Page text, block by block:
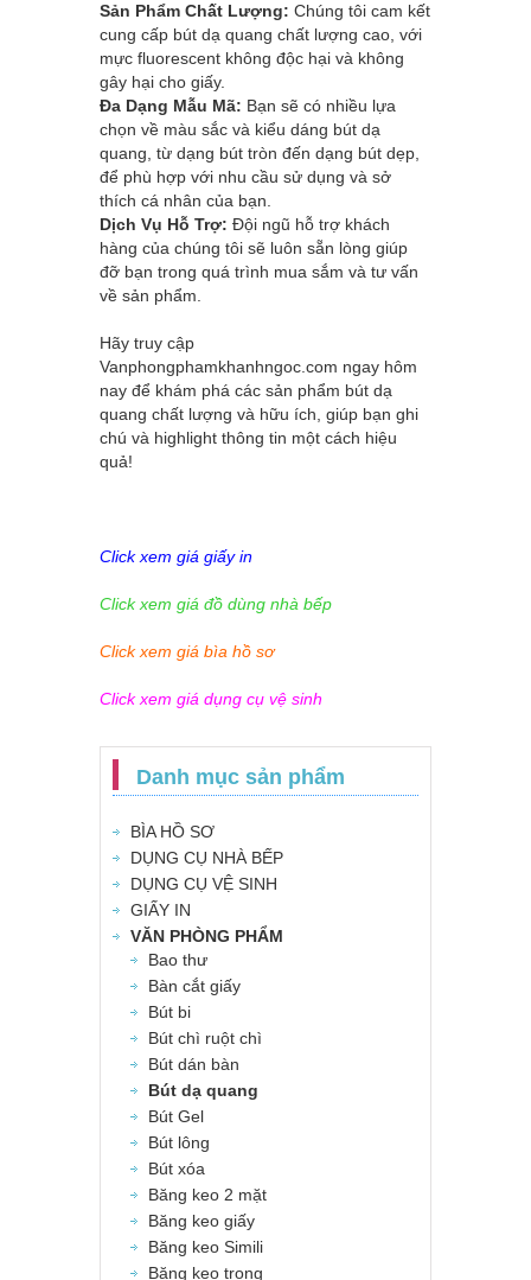
Sản Phẩm Chất Lượng: Chúng tôi cam kết
cung cấp bút dạ quang chất lượng cao, với
mực fluorescent không độc hại và không
gây hại cho giấy.
Đa Dạng Mẫu Mã: Bạn sẽ có nhiều lựa
chọn về màu sắc và kiểu dáng bút dạ
quang, từ dạng bút tròn đến dạng bút dẹp,
để phù hợp với nhu cầu sử dụng và sở
thích cá nhân của bạn.
Dịch Vụ Hỗ Trợ: Đội ngũ hỗ trợ khách
hàng của chúng tôi sẽ luôn sẵn lòng giúp
đỡ bạn trong quá trình mua sắm và tư vấn
về sản phẩm.
Hãy truy cập
Vanphongphamkhanhngoc.com ngay hôm
nay để khám phá các sản phẩm bút dạ
quang chất lượng và hữu ích, giúp bạn ghi
chú và highlight thông tin một cách hiệu
quả!
Click xem giá giấy in
Click xem giá đồ dùng nhà bếp
Click xem giá bìa hồ sơ
Click xem giá dụng cụ vệ sinh
Danh mục sản phẩm
BÌA HỒ SƠ
DỤNG CỤ NHÀ BẾP
DỤNG CỤ VỆ SINH
GIẤY IN
VĂN PHÒNG PHẨM
Bao thư
Bàn cắt giấy
Bút bi
Bút chì ruột chì
Bút dán bàn
Bút dạ quang
Bút Gel
Bút lông
Bút xóa
Băng keo 2 mặt
Băng keo giấy
Băng keo Simili
Băng keo trong